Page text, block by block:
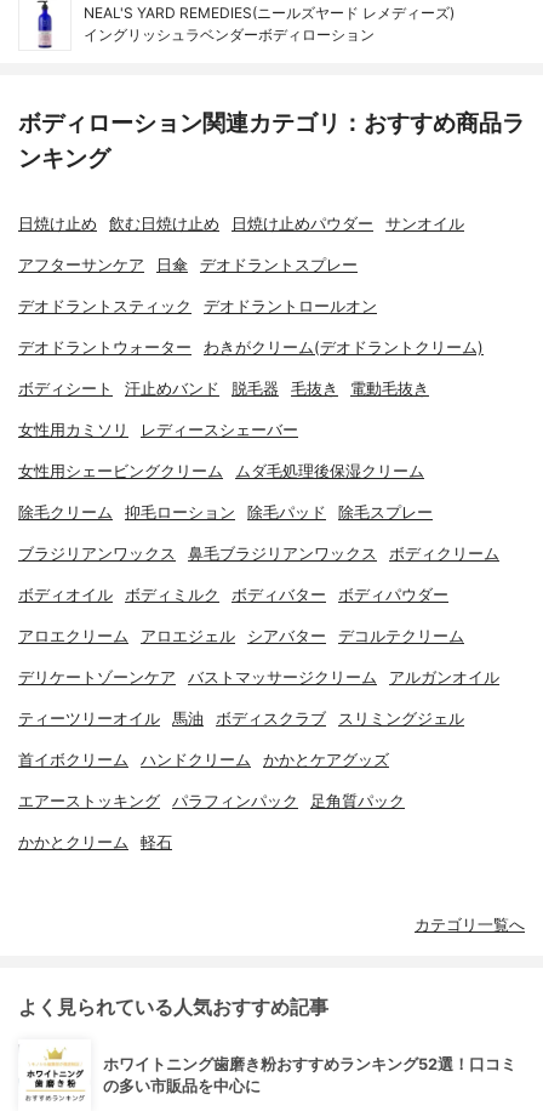
NEAL'S YARD REMEDIES(ニールズヤード レメディーズ)
イングリッシュラベンダーボディローション
ボディローション関連カテゴリ：おすすめ商品ラ
ンキング
日焼け止め 飲む日焼け止め 日焼け止めパウダー サンオイル
アフターサンケア 日傘 デオドラントスプレー
デオドラントスティック デオドラントロールオン
デオドラントウォーター わきがクリーム(デオドラントクリーム)
ボディシート 汗止めバンド 脱毛器 毛抜き 電動毛抜き
女性用カミソリ レディースシェーバー
女性用シェービングクリーム ムダ毛処理後保湿クリーム
除毛クリーム 抑毛ローション 除毛パッド 除毛スプレー
ブラジリアンワックス 鼻毛ブラジリアンワックス ボディクリーム
ボディオイル ボディミルク ボディバター ボディパウダー
アロエクリーム アロエジェル シアバター デコルテクリーム
デリケートゾーンケア バストマッサージクリーム アルガンオイル
ティーツリーオイル 馬油 ボディスクラブ スリミングジェル
首イボクリーム ハンドクリーム かかとケアグッズ
エアーストッキング パラフィンパック 足角質パック
かかとクリーム 軽石
カテゴリ一覧へ
よく見られている人気おすすめ記事
ホワイトニング歯磨き粉おすすめランキング52選！口コミ
の多い市販品を中心に